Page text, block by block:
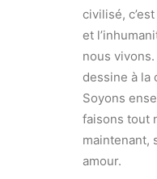
civilisé,
et
nous
dessine à la
Soyons
faisons tout
maintenant,
amour.